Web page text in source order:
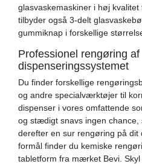
glasvaskemaskiner i høj
tilbyder også 3-delt
gummiknap i forskellige
Professionel rengøring af
dispenseringssystemet
Du finder forskellige
og andre specialværktøjer til
dispenser i vores omfattende
og stædigt snavs ingen chance,
derefter en sur rengøring på dit
formål finder du kemiske
tabletform fra mærket Bevi.